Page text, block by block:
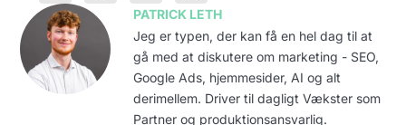
PATRICK LETH
Jeg er typen, der kan få en hel dag til at
gå med at diskutere om marketing - SEO,
Google Ads, hjemmesider, AI og alt
derimellem. Driver til dagligt Vækster som
Partner og produktionsansvarlig.